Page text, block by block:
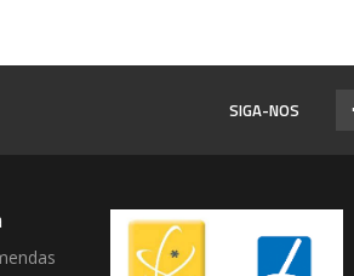
SIGA-NOS